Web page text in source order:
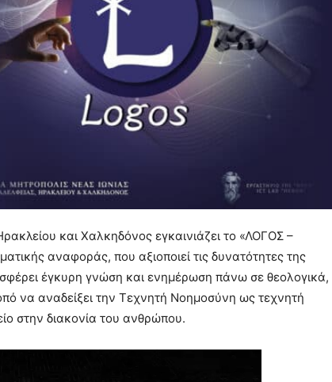
και Χαλκηδόνος εγκαινιάζει το «ΛΟΓΟΣ –
αναφοράς, που αξιοποιεί τις δυνατότητες της
έγκυρη γνώση και ενημέρωση πάνω σε θεολογικά,
να αναδείξει την Τεχνητή Νοημοσύνη ως τεχνητή
στην διακονία του ανθρώπου.